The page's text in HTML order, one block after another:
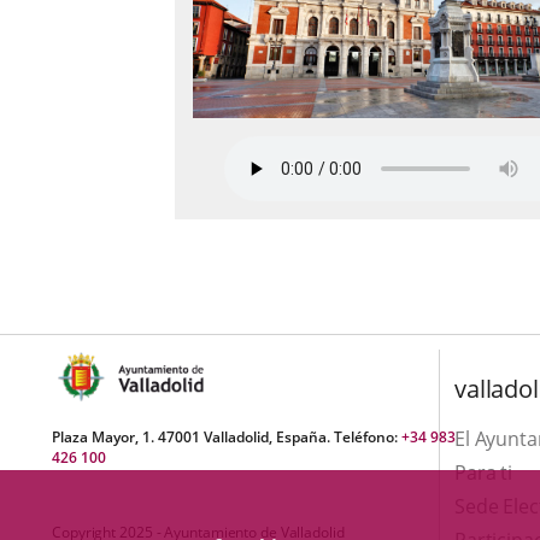
Plaza Mayor, 1. 47001 Valladolid, España. Teléfono:+34 983
426 100
Copyright 2025 - Ayuntamiento de Valladolid
El
Para ti